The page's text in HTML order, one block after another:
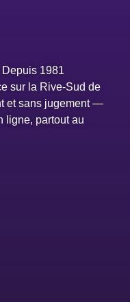
Depuis 1981
sur la Rive-Sud de
et sans jugement —
ligne, partout au